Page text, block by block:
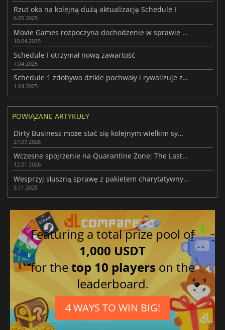
Rzut oka na kolejną dużą aktualizację Schedule I
6.05.2025
Movie Games rozpoczyna dochodzenie w sprawie potencjalnego naruszenia praw autorskich w Schedule I
10.04.2025
Schedule I otrzymał nową zawartość
7.04.2025
Schedule 1 zdobywa dzikie pochwały i rywalizuje z tytułami AAA pod względem sprzedaży
1.04.2025
POWIĄZANE ARTYKUŁY
Dirty Business może stać się kolejnym wielkim symulatorem przestępczości
27.07.2026
Wczesne spojrzenie na Quarantine Zone: The Last Check i jego rosnący szum
12.01.2026
Wesprzyj słuszną sprawę z pakietem charytatywnym Movember od Fanatical
3.11.2025
Featuring a total prize pool of
1,000 USDT
for thetop 10 players on the
leaderboard.
4 WAYS TO WIN BIG!